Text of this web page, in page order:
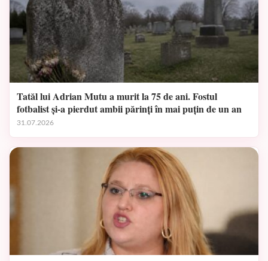
Tatăl lui Adrian Mutu a murit la 75 de ani. Fostul
fotbalist și-a pierdut ambii părinți în mai puțin de un an
31.07.2026